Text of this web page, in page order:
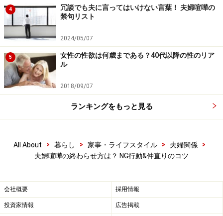
そんなあなたには以下の3つ「非言語系仲直り方法」が
おすすめです。
夫婦喧嘩の終わらせ方1：おいしいものを一
緒に食べる
おいしいものは「仲直り」の特効薬
「え？ それだけでいいの？」と思う方もいらっしゃるか
もしれませんが、心理学的にも「一緒にものを食べる」
告されています。「一緒にこれ、食べよう」とパートナ
ーの好きな食べ物を買ってくる、それだけで、最もシン
プルな「ごめんね」「仲直りしよう？」の意味を持ちま
4
冗談でも夫に言ってはいけない言葉！ 夫婦喧嘩の
禁句リスト
2024/05/07
5
女性の性欲は何歳まである？40代以降の性のリア
ル
2018/09/07
ランキングをもっと見る
All About > 暮らし > 家事・ライフスタイル > 夫婦関係
>
夫婦喧嘩の終わらせ方は？ NG行動&仲直りのコツ
会社概要 採用情報
投資家情報 広告掲載